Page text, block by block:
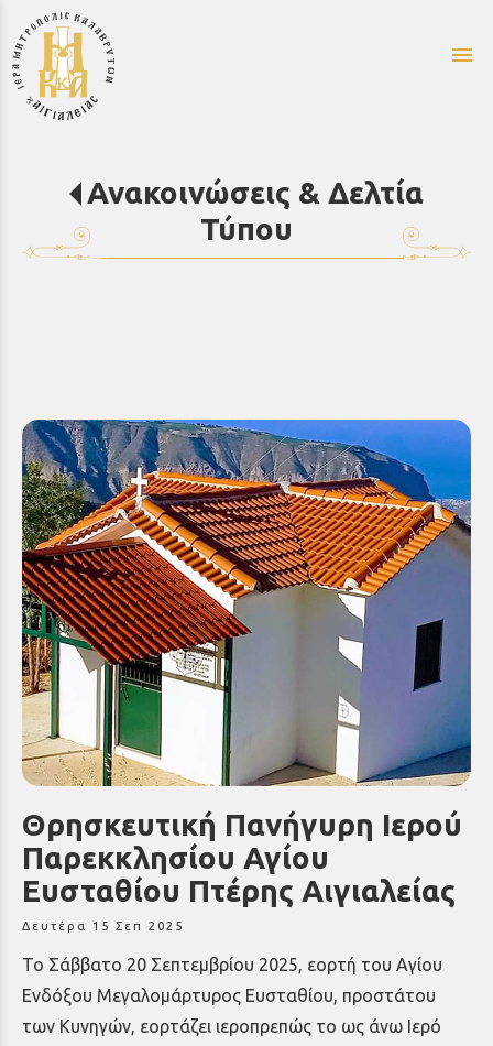
menu
Ανακοινώσεις & Δελτία
Τύπου
Θρησκευτική Πανήγυρη Ιερού
Παρεκκλησίου Αγίου
Ευσταθίου Πτέρης Αιγιαλείας
Δευτέρα 15 Σεπ 2025
Το Σάββατο 20 Σεπτεμβρίου 2025, εορτή του Αγίου
Ενδόξου Μεγαλομάρτυρος Ευσταθίου, προστάτου
των Κυνηγών, εορτάζει ιεροπρεπώς το ως άνω Ιερό